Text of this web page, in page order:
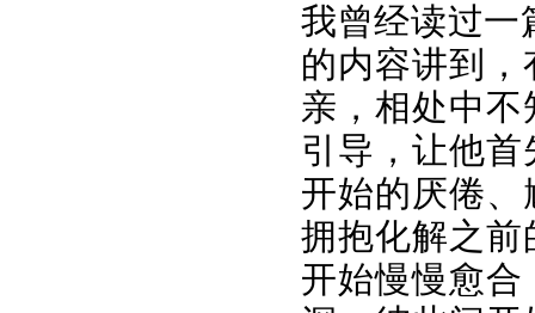
我曾经读过一
的内容讲到
亲，相处中
引导，让他
开始的厌倦
拥抱化解之
开始慢慢愈